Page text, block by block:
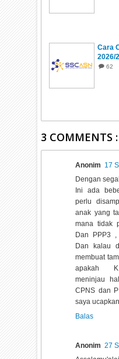
Cara
2026/
62
3 COMMENTS :
Anonim 17
Dengan
Ini ada
perlu
anak yang
mana tidak
Dan PPP3 ,
Dan kalau
membuat
apakah
meninjau
CPNS dan
saya
Balas
Anonim 27